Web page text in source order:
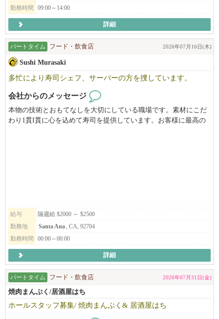
ております。
勤務時間
09:00～14:00
詳細
パートタイム フード・飲食店 2026年07月16日(木)
Sushi Murasaki
多忙により寿司シェフ、サーバーの方を捜しています。
会社からのメッセージ
本物の技術とおもてなしを大切にしている職場です。素材にこだ
わり1貫I貫に心を込めて寿司を提供しています。お客様に最高の
給与
隔週給 $2000 ～ $2500
勤務地
Santa Ana, CA, 92704
勤務時間
00:00～00:00
詳細
パートタイム フード・飲食店 2026年07月31日(金)
焼肉まんぷく/居酒屋はち
ホールスタッフ募集/ 焼肉まんぷく& 居酒屋はち